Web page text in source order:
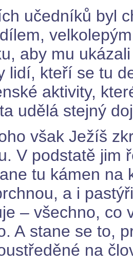
učedníků byl
aby mu
lidí, kteří se tu
aktivity,
udělá stejný
však Ježíš
V podstatě jim
tu kámen na
a i
– všechno, co
A stane se to,
na